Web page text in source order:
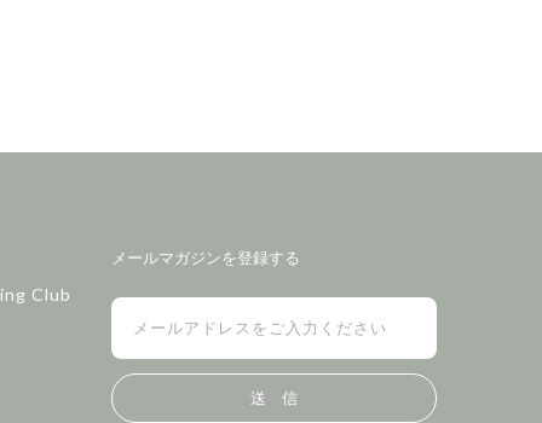
Club
メールマガジンを登録する
送 信